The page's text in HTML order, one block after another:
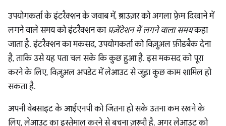
उपयोगकर्ता के इंटरैक्शन के जवाब में, ब्राउज़र को अगला फ़्रेम दिखाने में
लगने वाले समय को इंटरैक्शन का प्रज़ेंटेशन में लगने वाला समयकहा
जाता है. इंटरैक्शन का मकसद, उपयोगकर्ता को विज़ुअल फ़ीडबैक देना
है, ताकि उसे यह पता चल सके कि कुछ हुआ है. इस मकसद को पूरा
करने के लिए, विज़ुअल अपडेट में लेआउट से जुड़ा कुछ काम शामिल हो
सकता है.
अपनी वेबसाइट के आईएनपी को जितना हो सके उतना कम रखने के
लिए, लेआउट का इस्तेमाल करने से बचना ज़रूरी है. अगर लेआउट को